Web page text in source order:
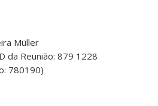
Müller
da Reunião: 879 1228
780190)